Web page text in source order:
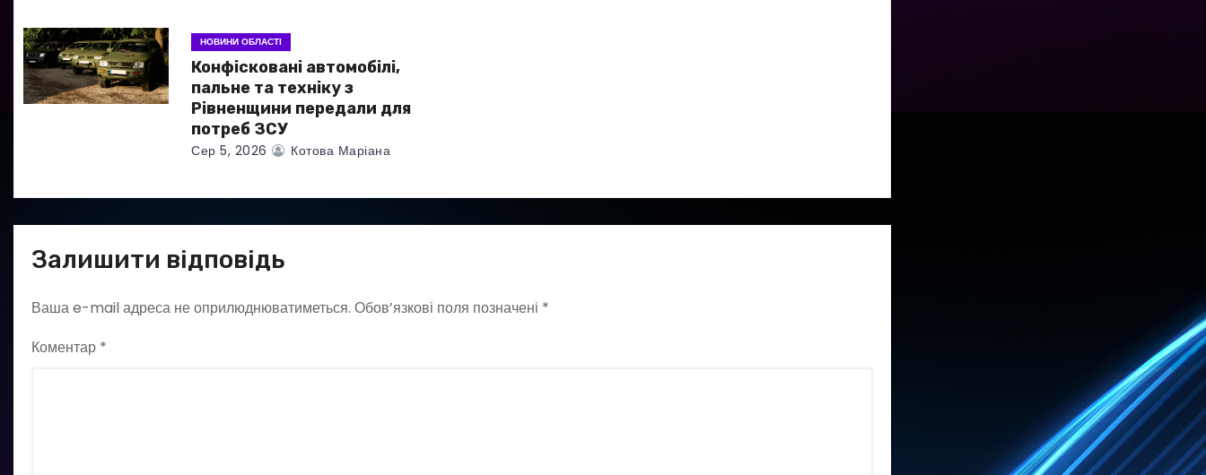
і
в
НОВИНИ ОБЛАСТІ
Конфісковані автомобілі,
пальне та техніку з
Рівненщини передали для
потреб ЗСУ
Сер 5, 2026 Котова Маріана
Залишити відповідь
Ваша e-mail адреса не оприлюднюватиметься. Обов’язкові поля позначені *
Коментар *